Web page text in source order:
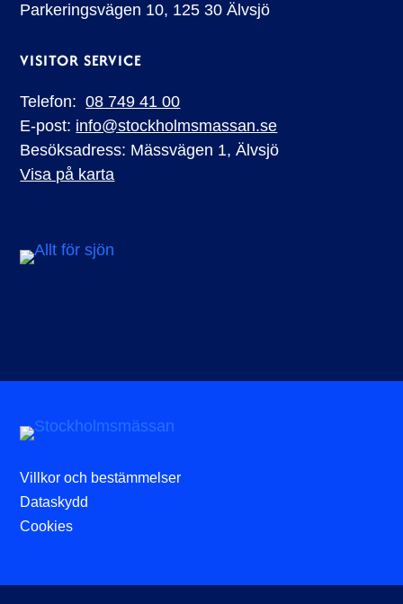
Parkeringsvägen 10, 125 30 Älvsjö
VISITOR SERVICE
Telefon:08 749 41 00
E-post: info@stockholmsmassan.se
Besöksadress: Mässvägen 1, Älvsjö
Visa på karta
Villkor och bestämmelser
Dataskydd
Cookies